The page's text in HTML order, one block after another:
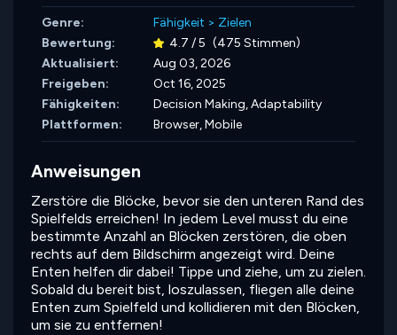
Genre: Fähigkeit > Zielen
Bewertung:
4.7 / 5 (475 Stimmen)
Aktualisiert:
Aug 03, 2026
Freigeben:
Oct 16, 2025
Fähigkeiten:
Decision Making,Adaptability
Plattformen:
Browser, Mobile
Anweisungen
Zerstöre die Blöcke, bevor sie den unteren Rand des
Spielfelds erreichen! In jedem Level musst du eine
bestimmte Anzahl an Blöcken zerstören, die oben
rechts auf dem Bildschirm angezeigt wird. Deine
Enten helfen dir dabei! Tippe und ziehe, um zu zielen.
Sobald du bereit bist, loszulassen, fliegen alle deine
Enten zum Spielfeld und kollidieren mit den Blöcken,
um sie zu entfernen!